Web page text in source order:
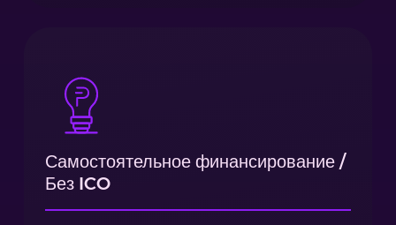
Самостоятельное финансирование /
Без ICO